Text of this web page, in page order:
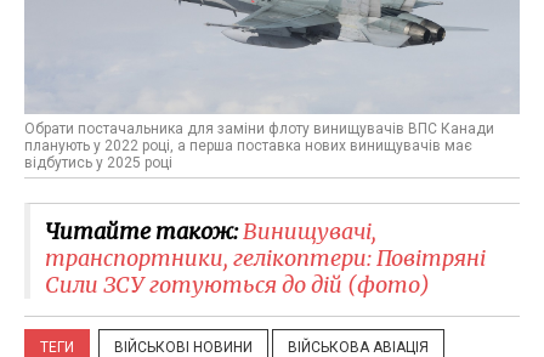
Обрати постачальника для заміни флоту винищувачів ВПС Канади
планують у 2022 році, а перша поставка нових винищувачів має
відбутись у 2025 році
Читайте також:​Винищувачі,
транспортники, гелікоптери: Повітряні
Сили ЗСУ готуються до дій (фото)
ТЕГИ ВІЙСЬКОВІ НОВИНИ ВІЙСЬКОВА АВІАЦІЯ